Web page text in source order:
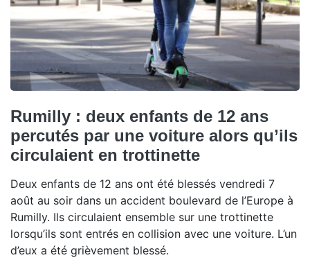
Rumilly : deux enfants de 12 ans
percutés par une voiture alors qu’ils
circulaient en trottinette
Deux enfants de 12 ans ont été blessés vendredi 7
août au soir dans un accident boulevard de l’Europe à
Rumilly. Ils circulaient ensemble sur une trottinette
lorsqu’ils sont entrés en collision avec une voiture. L’un
d’eux a été grièvement blessé.